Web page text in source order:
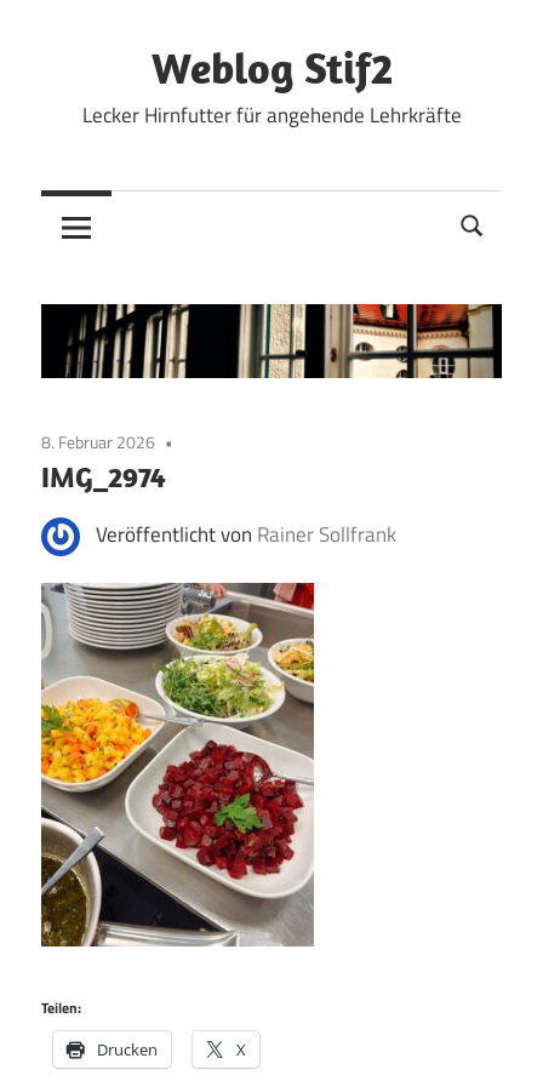
Weblog Stif2
Lecker Hirnfutter für angehende Lehrkräfte
8. Februar 2026
IMG_2974
Veröffentlicht von Rainer Sollfrank
Teilen:
Drucken X